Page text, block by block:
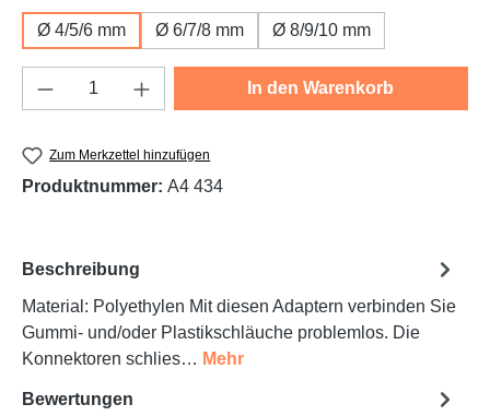
Ø 4/5/6 mm Ø 6/7/8 mm Ø 8/9/10 mm
Produkt Anzahl: Gib den gewünschten
In den Warenkorb
Zum Merkzettel hinzufügen
Produktnummer: A4 434
Beschreibung
Material: Polyethylen Mit diesen Adaptern verbinden Sie
Gummi- und/oder Plastikschläuche problemlos. Die
Konnektoren schlies… Mehr
Bewertungen